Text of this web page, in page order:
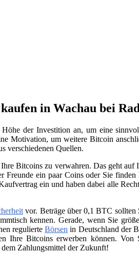
in Wachau bei
der Investition an, um eine
Motivation, um weitere Bitcoin
verschiedenen Quellen.
Bitcoins zu verwahren. Das geht auf
ein paar Coins oder Sie
ein und haben dabei alle
vor. Beträge über 0,1 BTC sollten
kennen. Gerade, wenn Sie
regulierteBörsen in Deutschland der
Ihre Bitcoins erwerben können. Von
Zahlungsmittel der Zukunft!